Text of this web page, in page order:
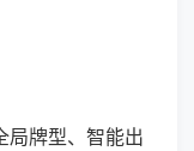
局牌型、智能出